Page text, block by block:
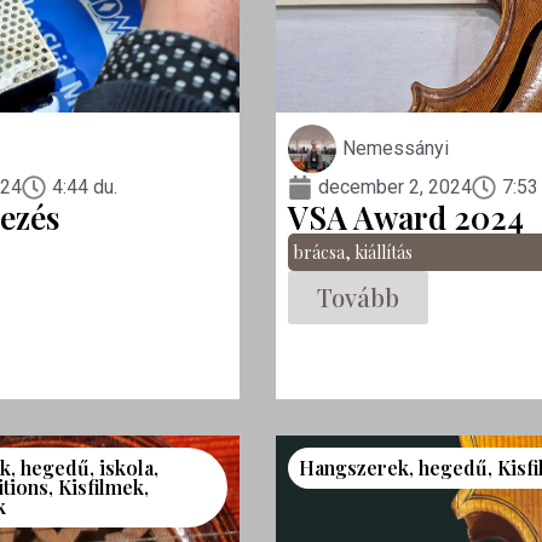
4:44 du.
Nemessányi
december 2, 2024
VSA Award 2024
brácsa, kiállítás
Tovább
, hegedű, iskola,
, Kisfilmek,
Hangszerek,hegedű,